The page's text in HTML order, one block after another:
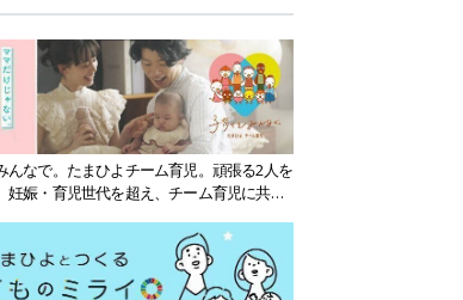
んなで。たまひよチーム育児。頑張る2人を
妊娠・育児世代を超え、チーム育児に共感